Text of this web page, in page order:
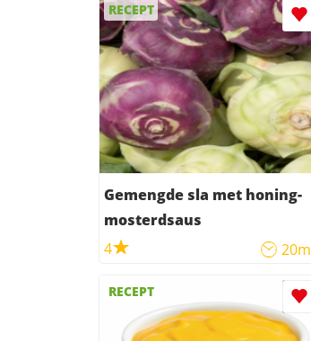
RECEPT
Gemengde sla met honing-
mosterdsaus
4
20m
RECEPT